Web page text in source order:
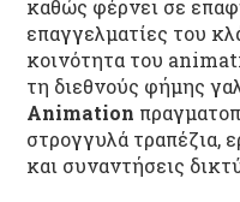
καθώς φέρνει σε
επαγγελματίες του
κοινότητα του
τη διεθνούς φήμης
Animation
στρογγυλά τραπέζια,
και συναντήσεις